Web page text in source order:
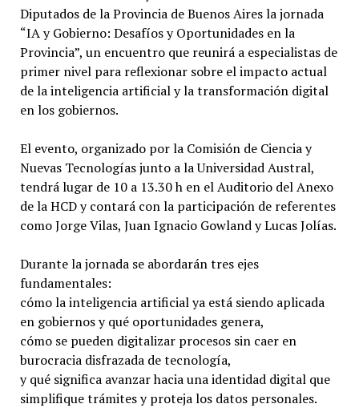
Diputados de la Provincia de Buenos Aires la jornada
“IA y Gobierno: Desafíos y Oportunidades en la
Provincia”, un encuentro que reunirá a especialistas de
primer nivel para reflexionar sobre el impacto actual
de la inteligencia artificial y la transformación digital
en los gobiernos.
El evento, organizado por la Comisión de Ciencia y
Nuevas Tecnologías junto a la Universidad Austral,
tendrá lugar de 10 a 13.30 h en el Auditorio del Anexo
de la HCD y contará con la participación de referentes
como Jorge Vilas, Juan Ignacio Gowland y Lucas Jolías.
Durante la jornada se abordarán tres ejes
fundamentales:
cómo la inteligencia artificial ya está siendo aplicada
en gobiernos y qué oportunidades genera,
cómo se pueden digitalizar procesos sin caer en
burocracia disfrazada de tecnología,
y qué significa avanzar hacia una identidad digital que
simplifique trámites y proteja los datos personales.